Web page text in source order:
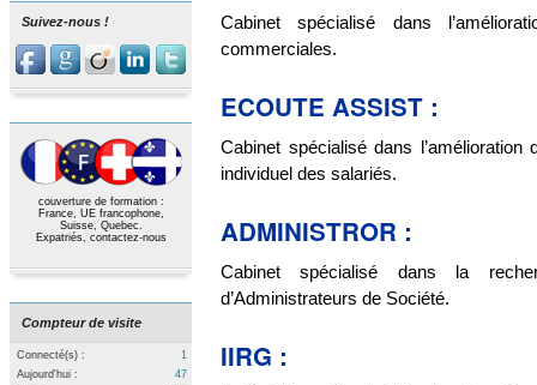
Suivez-nous !
couverture de formation :
France, UE francophone,
Suisse, Quebec.
Expatriés, contactez-nous
Compteur de visite
Connecté(s) :
1
Aujourd'hui :
47
Cabinet spécialisé dans
commerciales.
ECOUTE ASSIST :
Cabinet spécialisé dans l’amélioration
individuel des salariés.
ADMINISTROR :
Cabinet spécialisé dans la
d’Administrateurs de Société.
IIRG :